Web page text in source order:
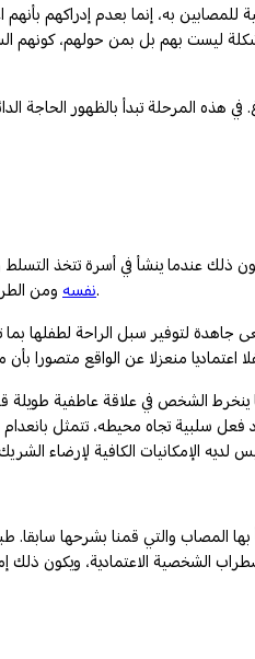
به، إنما بعدم إدراكهم
ليست بهم بل بمن حولهم، كونهم
في هذه المرحلة تبدأ بالظهور الحاجة
ذلك عندما ينشأ في أسرة تتخذ
نفسهومن الطريقة التي يفكر بها، معتقدا بأن من حوله قادرين على التفكير واتخاذ القرارات بشكل أفضل منه.
جاهدة لتوفير سبل الراحة لطفلها
الشخص في علاقة عاطفية طويلة
سلبية تجاه محيطه، تتمثل
بها المصاب والتي قمنا بشرحها
الشخصية الاعتمادية، ويكون ذلك